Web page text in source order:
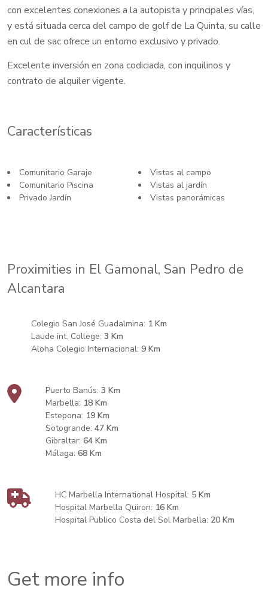
con excelentes conexiones a la autopista y principales vías,
y está situada cerca del campo de golf de La Quinta, su calle
en cul de sac ofrece un entorno exclusivo y privado.
Excelente inversión en zona codiciada, con inquilinos y
contrato de alquiler vigente.
Características
Comunitario Garaje
Comunitario Piscina
Privado Jardín
Vistas al campo
Vistas al jardín
Vistas panorámicas
Proximities in El Gamonal, San Pedro de
Alcantara
Colegio San José Guadalmina: 1 Km
Laude int. College: 3 Km
Aloha Colegio Internacional: 9 Km
Puerto Banús:3 Km
Marbella: 18 Km
Estepona: 19 Km
Sotogrande:47 Km
Gibraltar:64 Km
Málaga:68 Km
HC Marbella International Hospital: 5 Km
Hospital Marbella Quiron: 16 Km
Hospital Publico Costa del Sol Marbella: 20 Km
Get more info